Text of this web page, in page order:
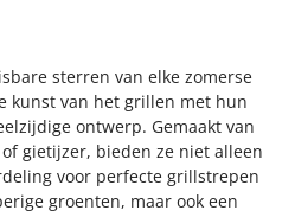
sterren van elke zomerse
kunst van het grillen met hun
ontwerp. Gemaakt van
gietijzer, bieden ze niet alleen
voor perfecte grillstrepen
groenten, maar ook een